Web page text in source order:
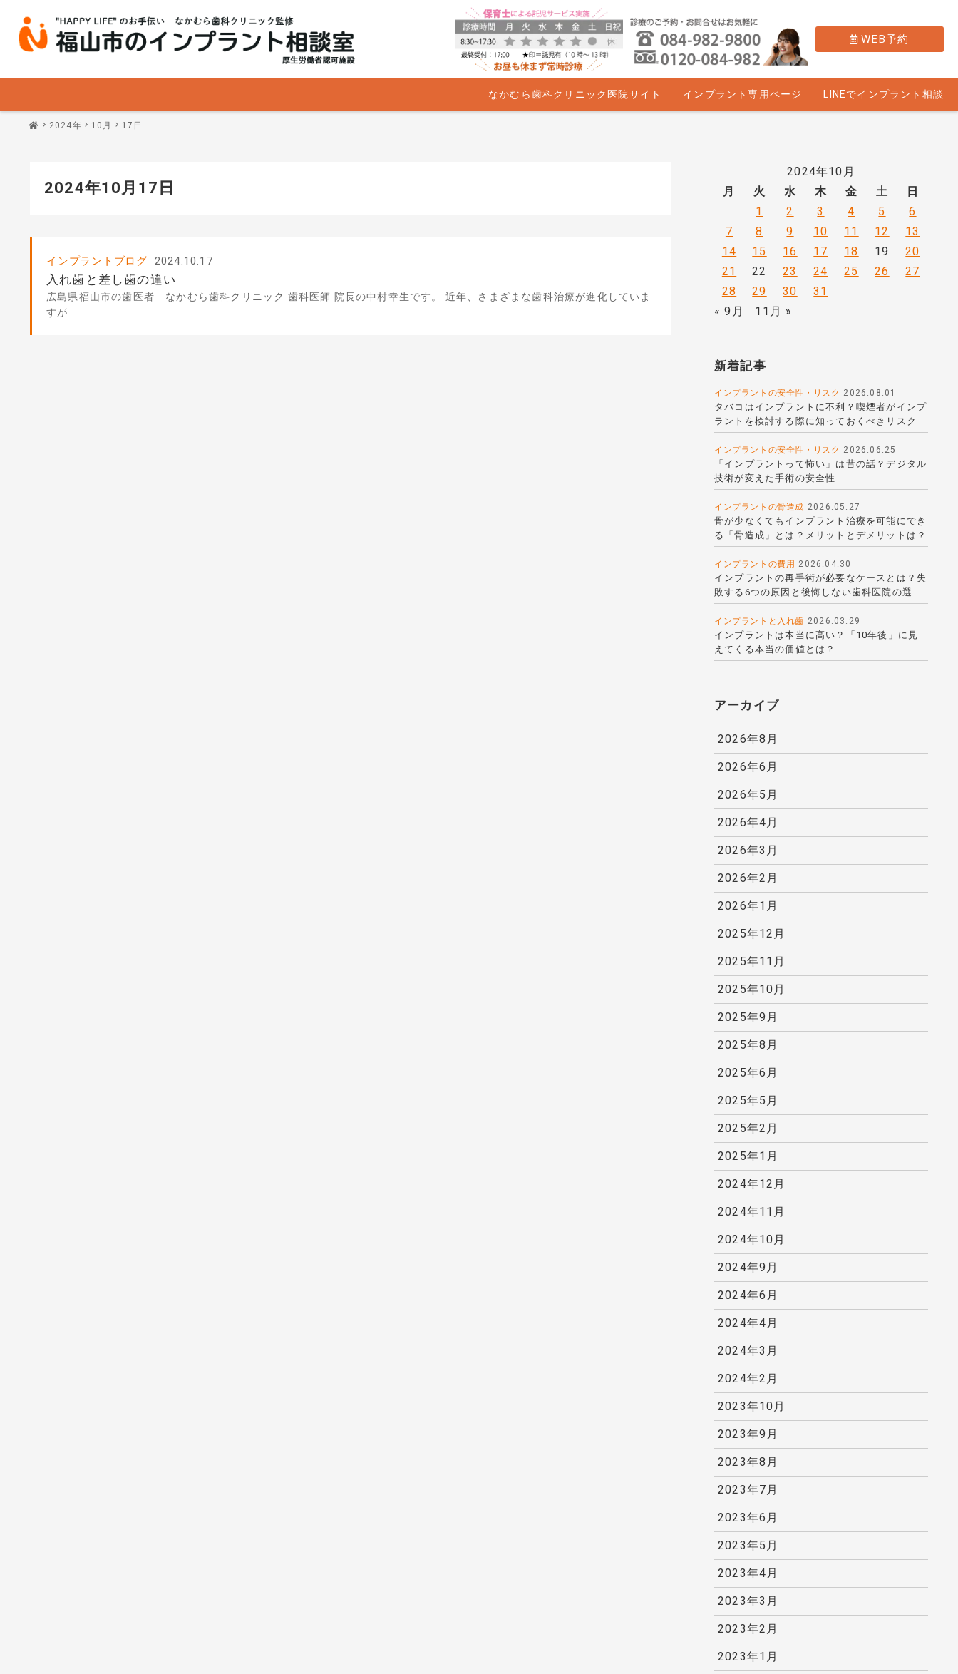
WEB予約
なかむら歯科クリニック医院サイト インプラント専用ページ LINEでインプラント相談
2024年 10月 17日
2024年10月17日
インプラントブログ 2024.10.17
入れ歯と差し歯の違い
広島県福山市の歯医者 なかむら歯科クリニック 歯科医師 院長の中村幸生です。 近年、さまざまな歯科治療が進化していま
すが
2024年10月
月
火 水 木 金 土
日
1
2 3 4 5
6
7
8 9 10 11 12
13
14
15 16 17 18 19
20
21
22 23 24 25 26
27
28
29 30
31
« 9月
11月 »
新着記事
インプラントの安全性・リスク 2026.08.01
タバコはインプラントに不利？喫煙者がインプ
ラントを検討する際に知っておくべきリスク
インプラントの安全性・リスク 2026.06.25
「インプラントって怖い」は昔の話？デジタル
技術が変えた手術の安全性
インプラントの骨造成 2026.05.27
骨が少なくてもインプラント治療を可能にでき
る「骨造成」とは？メリットとデメリットは？
インプラントの費用 2026.04.30
インプラントの再手術が必要なケースとは？失
敗する6つの原因と後悔しない歯科医院の選び
方
インプラントと入れ歯 2026.03.29
インプラントは本当に高い？「10年後」に見
えてくる本当の価値とは？
アーカイブ
2026年8月
2026年6月
2026年5月
2026年4月
2026年3月
2026年2月
2026年1月
2025年12月
2025年11月
2025年10月
2025年9月
2025年8月
2025年6月
2025年5月
2025年2月
2025年1月
2024年12月
2024年11月
2024年10月
2024年9月
2024年6月
2024年4月
2024年3月
2024年2月
2023年10月
2023年9月
2023年8月
2023年7月
2023年6月
2023年5月
2023年4月
2023年3月
2023年2月
2023年1月